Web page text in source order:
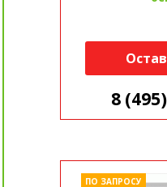
8
ПО ЗАПРОСУ